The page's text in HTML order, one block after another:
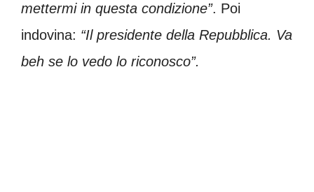
mettermi in questa condizione”. Poi
indovina: “Il presidente della Repubblica. Va
beh se lo vedo lo riconosco”.